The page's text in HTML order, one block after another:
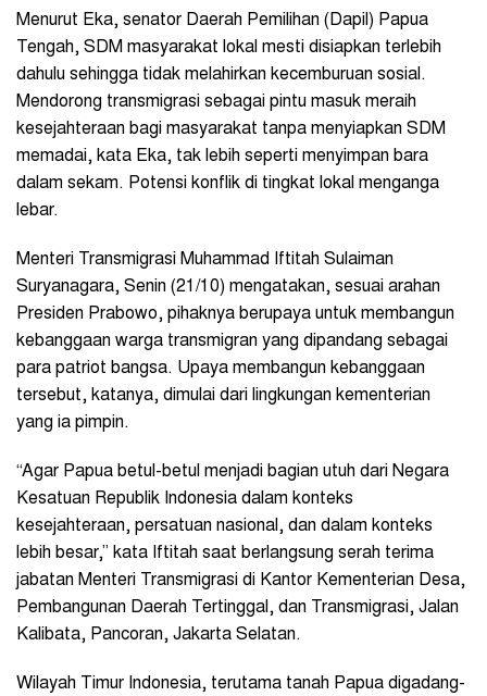
Menurut Eka, senator Daerah Pemilihan (Dapil) Papua
Tengah, SDM masyarakat lokal mesti disiapkan terlebih
dahulu sehingga tidak melahirkan kecemburuan sosial.
Mendorong transmigrasi sebagai pintu masuk meraih
kesejahteraan bagi masyarakat tanpa menyiapkan SDM
memadai, kata Eka, tak lebih seperti menyimpan bara
dalam sekam. Potensi konflik di tingkat lokal menganga
lebar.
Menteri Transmigrasi Muhammad Iftitah Sulaiman
Suryanagara, Senin (21/10) mengatakan, sesuai arahan
Presiden Prabowo, pihaknya berupaya untuk membangun
kebanggaan warga transmigran yang dipandang sebagai
para patriot bangsa. Upaya membangun kebanggaan
tersebut, katanya, dimulai dari lingkungan kementerian
yang ia pimpin.
“Agar Papua betul-betul menjadi bagian utuh dari Negara
Kesatuan Republik Indonesia dalam konteks
kesejahteraan, persatuan nasional, dan dalam konteks
lebih besar,” kata Iftitah saat berlangsung serah terima
jabatan Menteri Transmigrasi di Kantor Kementerian Desa,
Pembangunan Daerah Tertinggal, dan Transmigrasi, Jalan
Kalibata, Pancoran, Jakarta Selatan.
Wilayah Timur Indonesia, terutama tanah Papua digadang-